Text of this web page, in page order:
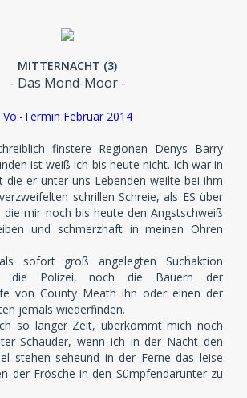
MITTERNACHT (3)
- Das Mond-Moor -
Vö.-Termin Februar 2014
finstere Regionen Denys Barry
ist weiß ich bis heute nicht. Ich war in
die er unter uns Lebenden weilte bei ihm
schrillen Schreie, als ES über
die mir noch bis heute den Angstschweiß
und schmerzhaft in meinen Ohren
sofort groß angelegten Suchaktion
die Polizei, noch die Bauern der
von County Meath ihn oder einen der
jemals wiederfinden.
so langer Zeit, überkommt mich noch
Schauder, wenn ich in der Nacht den
stehen seheund in der Ferne das leise
der Frösche in den Sümpfendarunter zu